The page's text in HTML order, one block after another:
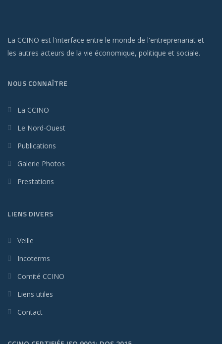
La CCINO est l'interface entre le monde de l'entreprenariat et
les autres acteurs de la vie économique, politique et sociale.
NOUS CONNAÎTRE
La CCINO
Le Nord-Ouest
Publications
Galerie Photos
Prestations
LIENS DIVERS
Veille
Incoterms
Comité CCINO
Liens utiles
Contact